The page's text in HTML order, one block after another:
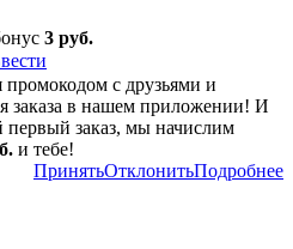
3 руб.
с друзьями и
заказа в нашем приложении! И
первый заказ, мы начислим
и тебе!
ПринятьОтклонитьПодробнее